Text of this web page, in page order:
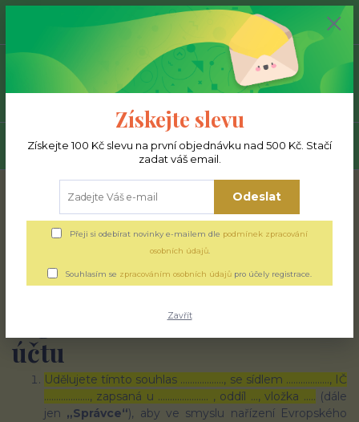
Menu
Hledat
+420 777 293 392 0,00 Kč
uživatelského účtu
Souhlas se zpracováním
osobních údajů pro účely
registrace uživatelského
účtu
Udělujete tímto souhlas ……………..., se sídlem ………………, IČ
………………., zapsaná u ………………… , oddíl …, vložka ….. (dále
jen „Správce“), aby ve smyslu nařízení Evropského
Získejte slevu
Získejte 100 Kč slevu na první objednávku nad 500 Kč. Stačí
zadat váš email.
Odeslat
Přeji si odebírat novinky e-mailem dle podmínek zpracování
osobních údajů.
Souhlasím se zpracováním osobních údajů pro účely registrace.
Zavřít